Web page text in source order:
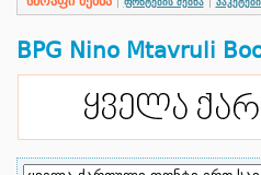
ფონტების ძებნა
BPG Nino Mtavruli